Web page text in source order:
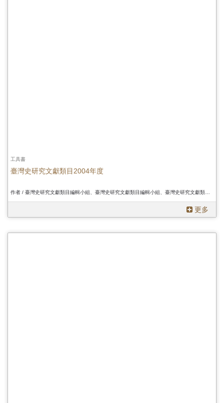
工具書
臺灣史研究文獻類目2004年度
更多